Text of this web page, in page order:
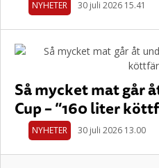
NYHETER 30 juli 2026 15.41
Så mycket mat går
Cup – ”160 liter
NYHETER 30 juli 2026 13.00